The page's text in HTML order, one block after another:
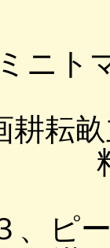
ミニト
耘
ピ